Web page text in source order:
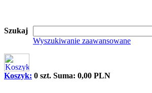
Szukaj
Wyszukiwanie zaawansowane
Koszyk: 0 szt. Suma: 0,00 PLN